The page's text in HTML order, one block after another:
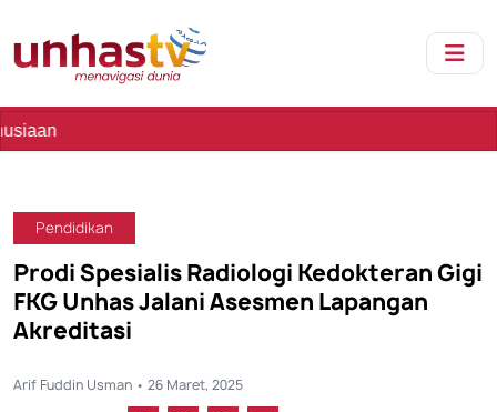
Pendidikan
Prodi Spesialis Radiologi Kedokteran Gigi
FKG Unhas Jalani Asesmen Lapangan
Akreditasi
Arif Fuddin Usman • 26 Maret, 2025